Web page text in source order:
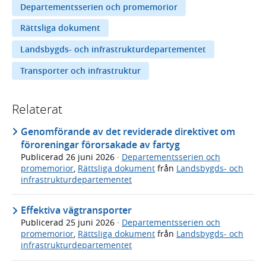
Departementsserien och promemorior
Rättsliga dokument
Landsbygds- och infrastrukturdepartementet
Transporter och infrastruktur
Relaterat
Genomförande av det reviderade direktivet om
föroreningar förorsakade av fartyg
Publicerad 26 juni 2026 · Departementsserien och
promemorior Rättsliga dokument från Landsbygds- och
infrastrukturdepartementet
Effektiva vägtransporter
Publicerad 25 juni 2026 · Departementsserien och
promemorior, Rättsliga dokument från Landsbygds- och
infrastrukturdepartementet